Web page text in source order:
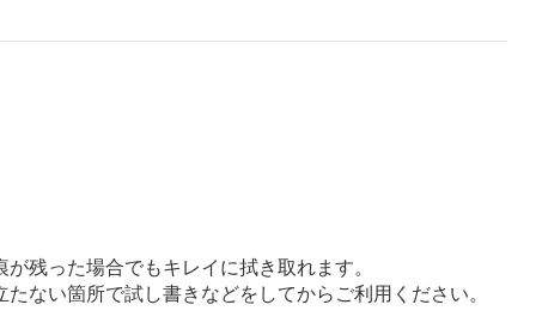
残った場合でもキレイに拭き取れます。
ない箇所で試し書きなどをしてからご利用ください。